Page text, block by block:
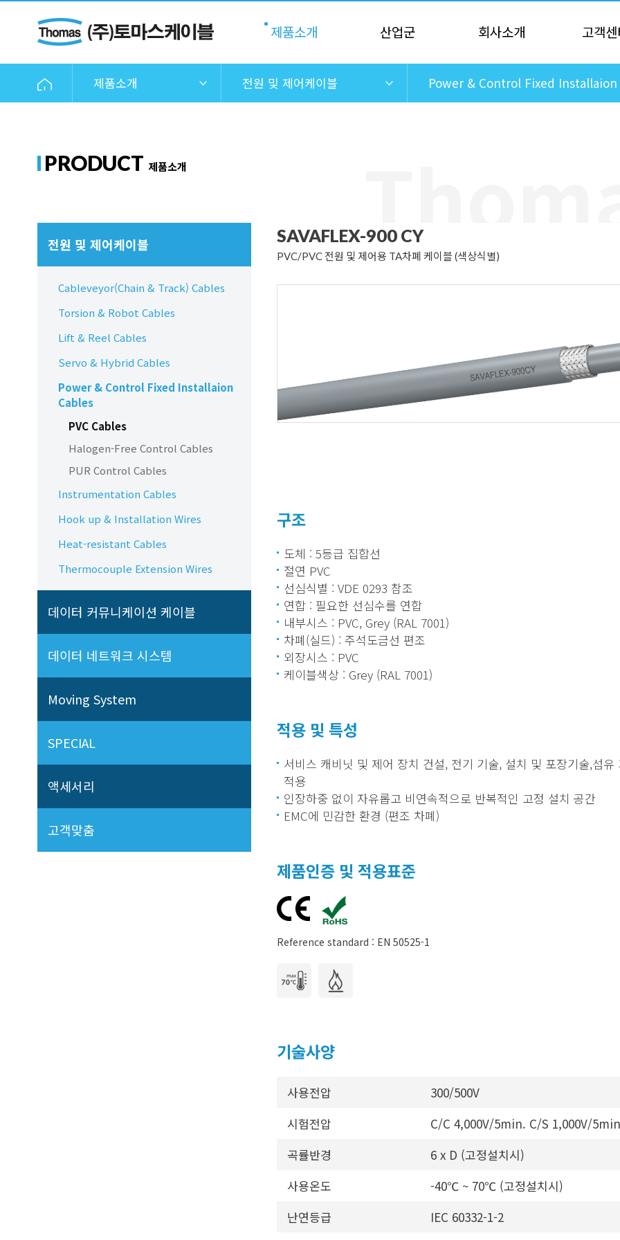
제품소개 산업군 회사소개 고객
제품소개 전원 및 제어케이블 Power & Control Fixed Installaion
PRODUCT 제품소개
전원 및 제어케이블
Cableveyor(Chain & Track) Cables
Torsion & Robot Cables
Lift & Reel Cables
Servo & Hybrid Cables
Power & Control Fixed Installaion
Cables
PVC Cables
Halogen-Free Control Cables
PUR Control Cables
Instrumentation Cables
Hook up & Installation Wires
Heat-resistant Cables
Thermocouple Extension Wires
데이터 커뮤니케이션 케이블
데이터 네트워크 시스템
Moving System
SPECIAL
액세서리
고객맞춤
SAVAFLEX-900 CY
PVC/PVC 전원 및 제어용 TA차폐 케이블 (색상식별)
구조
도체 : 5등급 집합선
절연 PVC
선심식별 : VDE 0293 참조
연합 : 필요한 선심수를 연합
내부시스 : PVC, Grey (RAL 7001)
차폐(실드) : 주석도금선 편조
외장시스 : PVC
케이블색상 : Grey (RAL 7001)
적용 및 특성
서비스 캐비닛 및 제어 장치 건설, 전기 기술, 설치 및 포장기술,섬
적용
인장하중 없이 자유롭고 비연속적으로 반복적인 고정 설치 공간
EMC에 민감한 환경 (편조 차폐)
제품인증 및 적용표준
Reference standard : EN 50525-1
기술사양
사용전압
300/500V
시험전압
C/C 4,000V/5min. C/S 1,000V/
곡률반경
6 x D (고정설치시)
사용온도
-40℃ ~ 70℃ (고정설치시)
난연등급
IEC 60332-1-2